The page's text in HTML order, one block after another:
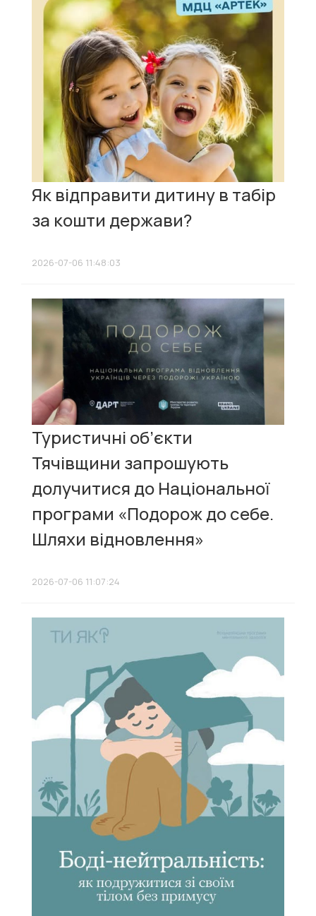
Як відправити дитину в табір
за кошти держави?
2026-07-06 11:48:03
Туристичні об’єкти
Тячівщини запрошують
долучитися до Національної
програми «Подорож до себе.
Шляхи відновлення»
2026-07-06 11:07:24